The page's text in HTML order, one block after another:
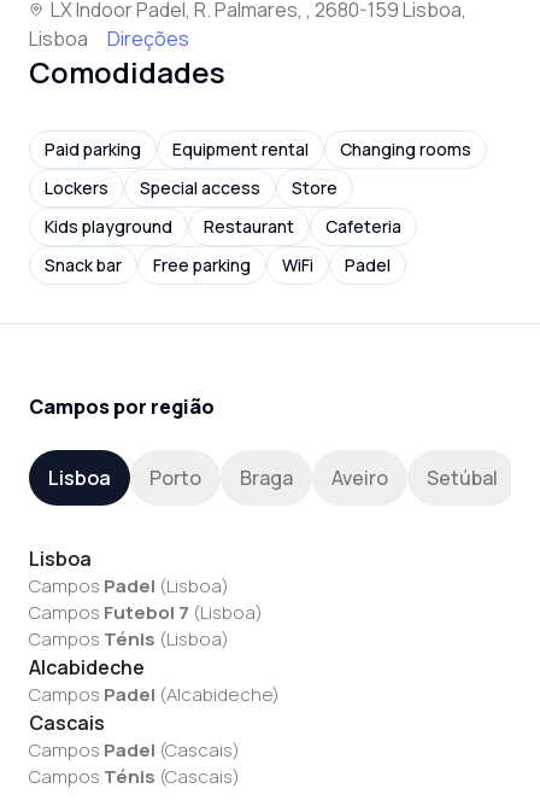
LX Indoor Padel, R. Palmares, , 2680-159 Lisboa,
Lisboa
Direções
Comodidades
Paid parking Equipment rental
Changing rooms
Lockers
Special access
Store
Kids playground
Restaurant
Cafeteria
Snack bar
Free parking WiFi Padel
Campos por região
Lisboa Porto Braga Aveiro Setúbal
Lisboa
Campos Padel (Lisboa)
Campos Futebol 7 (Lisboa)
Campos Ténis (Lisboa)
Alcabideche
Campos Padel (Alcabideche)
Cascais
Campos Padel (Cascais)
Campos Ténis (Cascais)